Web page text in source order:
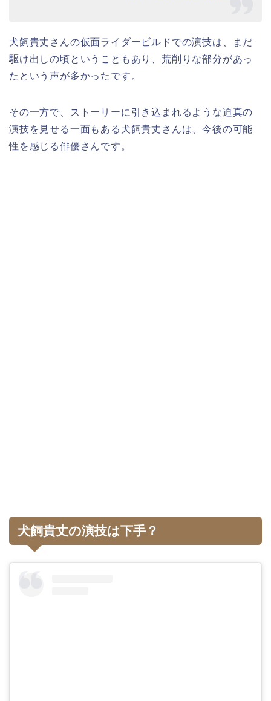
犬飼貴丈さんの仮面ライダービルドでの演技は、まだ
駆け出しの頃ということもあり、荒削りな部分があっ
たという声が多かったです。
その一方で、ストーリーに引き込まれるような迫真の
演技を見せる一面もある犬飼貴丈さんは、今後の可能
性を感じる俳優さんです。
犬飼貴丈の演技は下手？